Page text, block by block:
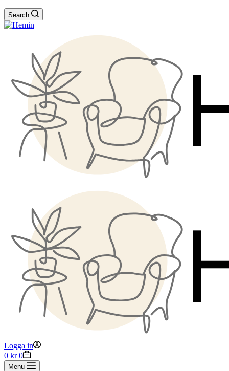
Search
Logga in
Shopping
cart
0 kr 0
Menu